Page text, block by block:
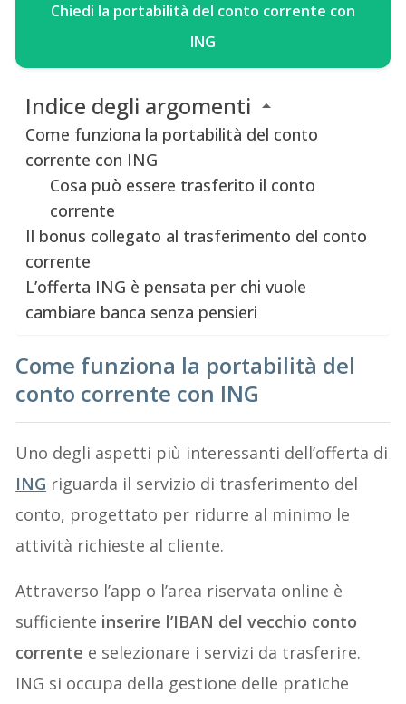
Chiedi la portabilità del conto corrente con
ING
Indice degli argomenti
Come funziona la portabilità del conto
corrente con ING
Cosa può essere trasferito il conto
corrente
Il bonus collegato al trasferimento del conto
corrente
L’offerta ING è pensata per chi vuole
cambiare banca senza pensieri
Come funziona la portabilità del
conto corrente con ING
Uno degli aspetti più interessanti dell’offerta di
ING riguarda il servizio di trasferimento del
conto, progettato per ridurre al minimo le
attività richieste al cliente.
Attraverso l’app o l’area riservata online è
sufficiente inserire l’IBAN del vecchio conto
corrente e selezionare i servizi da trasferire.
ING si occupa della gestione delle pratiche